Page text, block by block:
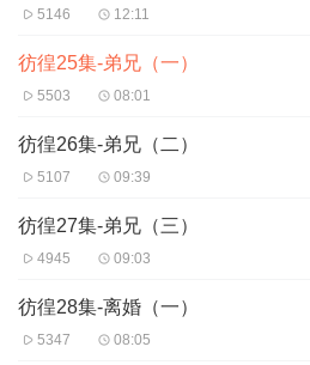
5146 12:11
彷徨25集-弟兄（一）
5503 08:01
彷徨26集-弟兄（二）
5107 09:39
彷徨27集-弟兄（三）
4945 09:03
彷徨28集-离婚（一）
5347 08:05